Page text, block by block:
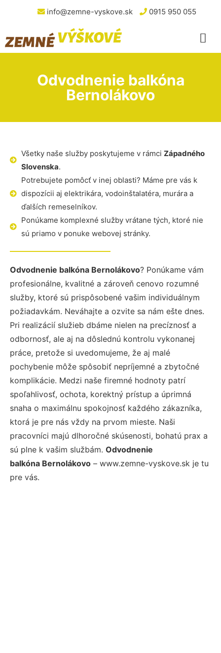
info@zemne-vyskove.sk 0915 950 055
Odvodnenie balkóna
Bernolákovo
Všetky naše služby poskytujeme v rámci Západného
Slovenska.
Potrebujete pomôcť v inej oblasti? Máme pre vás k
dispozícii aj elektrikára, vodoinštalatéra, murára a
ďalších remeselníkov.
Ponúkame komplexné služby vrátane tých, ktoré nie
sú priamo v ponuke webovej stránky.
Odvodnenie balkóna Bernolákovo? Ponúkame vám
profesionálne, kvalitné a zároveň cenovo rozumné
služby, ktoré sú prispôsobené vašim individuálnym
požiadavkám. Neváhajte a ozvite sa nám ešte dnes.
Pri realizácií služieb dbáme nielen na precíznosť a
odbornosť, ale aj na dôslednú kontrolu vykonanej
práce, pretože si uvedomujeme, že aj malé
pochybenie môže spôsobiť nepríjemné a zbytočné
komplikácie. Medzi naše firemné hodnoty patrí
spoľahlivosť, ochota, korektný prístup a úprimná
snaha o maximálnu spokojnosť každého zákazníka,
ktorá je pre nás vždy na prvom mieste. Naši
pracovníci majú dlhoročné skúsenosti, bohatú prax a
sú plne k vašim službám. Odvodnenie
balkóna Bernolákovo – www.zemne-vyskove.sk je tu
pre vás.